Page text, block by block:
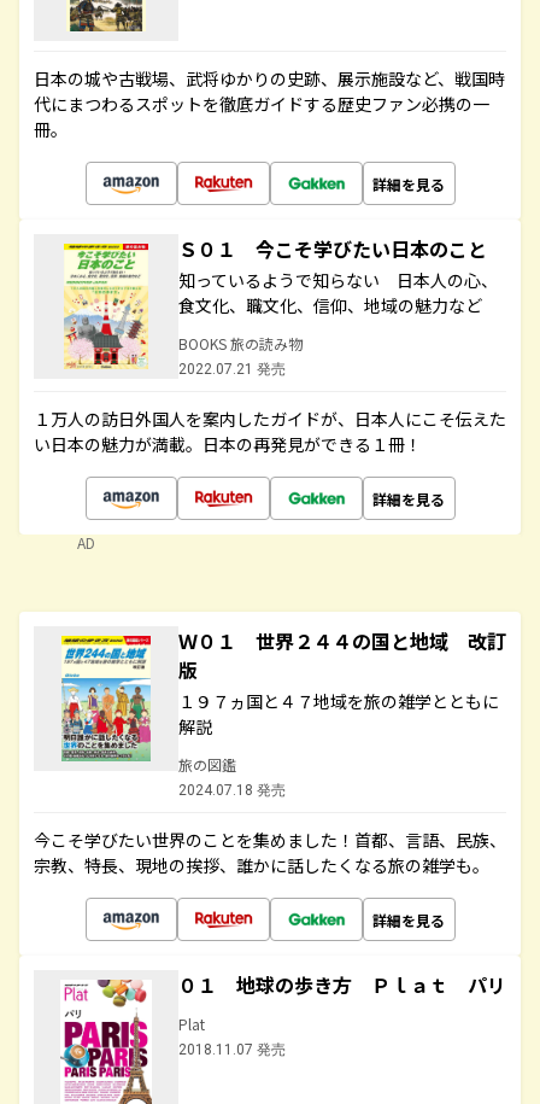
日本の城や古戦場、武将ゆかりの史跡、展示施設など、戦国時
代にまつわるスポットを徹底ガイドする歴史ファン必携の一
冊。
詳細を見る
Ｓ０１ 今こそ学びたい日本のこと
知っているようで知らない 日本人の心、
食文化、職文化、信仰、地域の魅力など
BOOKS 旅の読み物
2022.07.21 発売
１万人の訪日外国人を案内したガイドが、日本人にこそ伝えた
い日本の魅力が満載。日本の再発見ができる１冊！
詳細を見る
AD
Ｗ０１ 世界２４４の国と地域 改訂
版
１９７ヵ国と４７地域を旅の雑学とともに
解説
旅の図鑑
2024.07.18 発売
今こそ学びたい世界のことを集めました！首都、言語、民族、
宗教、特長、現地の挨拶、誰かに話したくなる旅の雑学も。
詳細を見る
０１ 地球の歩き方 Ｐｌａｔ パリ
Plat
2018.11.07 発売